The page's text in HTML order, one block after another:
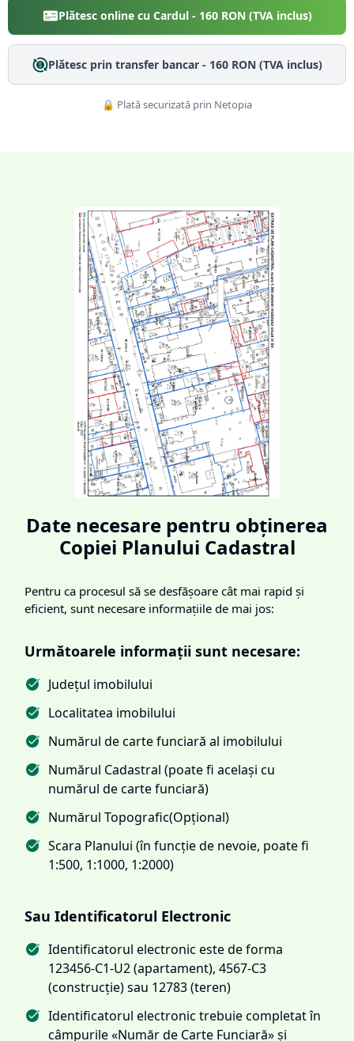
Plătesc online cu Cardul - 160RON (TVA inclus)
Plătesc prin transfer bancar - 160RON (TVA inclus)
🔒 Plată securizată prin Netopia
Date necesare pentru obținerea
Copiei Planului Cadastral
Pentru ca procesul să se desfășoare cât mai rapid și
eficient, sunt necesare informațiile de mai jos:
Următoarele informații sunt necesare:
Județul imobilului
Localitatea imobilului
Numărul de carte funciară al imobilului
Numărul Cadastral (poate fi același cu
numărul de carte funciară)
Numărul Topografic(Opțional)
Scara Planului (în funcție de nevoie, poate fi
1:500, 1:1000, 1:2000)
Sau Identificatorul Electronic
Identificatorul electronic este de forma
123456-C1-U2 (apartament), 4567-C3
(construcție) sau 12783 (teren)
Identificatorul electronic trebuie completat în
câmpurile «Număr de Carte Funciară» și